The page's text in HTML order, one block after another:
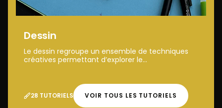
Dessin
Le dessin regroupe un ensemble de techniques
créatives permettant d’explorer le...
28 TUTORIELS VOIR TOUS LES TUTORIELS